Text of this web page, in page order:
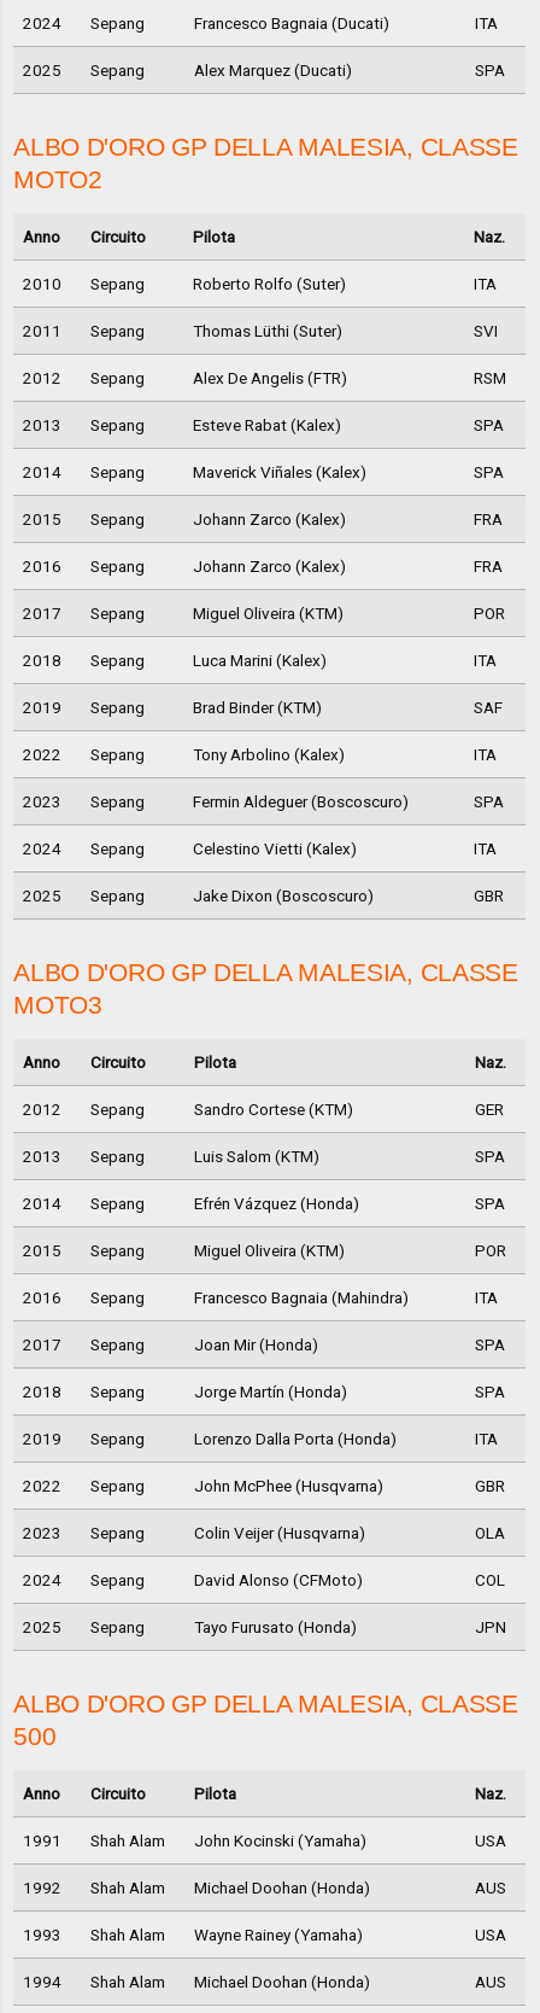
2024 Sepang Francesco Bagnaia (Ducati) ITA
2025 Sepang Alex Marquez (Ducati) SPA
ALBO D'ORO GP DELLA MALESIA, CLASSE
MOTO2
Anno Circuito Pilota Naz.
2010 Sepang Roberto Rolfo (Suter) ITA
2011 Sepang Thomas Lüthi (Suter) SVI
2012 Sepang Alex De Angelis (FTR) RSM
2013 Sepang Esteve Rabat (Kalex) SPA
2014 Sepang Maverick Viñales (Kalex) SPA
2015 Sepang Johann Zarco (Kalex) FRA
2016 Sepang Johann Zarco (Kalex) FRA
2017 Sepang Miguel Oliveira (KTM) POR
2018 Sepang Luca Marini (Kalex) ITA
2019 Sepang Brad Binder (KTM) SAF
2022 Sepang Tony Arbolino (Kalex) ITA
2023 Sepang Fermin Aldeguer (Boscoscuro) SPA
2024 Sepang Celestino Vietti (Kalex) ITA
2025 Sepang Jake Dixon (Boscoscuro) GBR
ALBO D'ORO GP DELLA MALESIA, CLASSE
MOTO3
Anno Circuito Pilota Naz.
2012 Sepang Sandro Cortese (KTM) GER
2013 Sepang Luis Salom (KTM) SPA
2014 Sepang Efrén Vázquez (Honda) SPA
2015 Sepang Miguel Oliveira (KTM) POR
2016 Sepang Francesco Bagnaia (Mahindra) ITA
2017 Sepang Joan Mir (Honda) SPA
2018 Sepang Jorge Martín (Honda) SPA
2019 Sepang Lorenzo Dalla Porta (Honda) ITA
2022 Sepang John McPhee (Husqvarna) GBR
2023 Sepang Colin Veijer (Husqvarna) OLA
2024 Sepang David Alonso (CFMoto) COL
2025 Sepang Tayo Furusato (Honda) JPN
ALBO D'ORO GP DELLA MALESIA, CLASSE
500
Anno Circuito Pilota Naz.
1991 Shah Alam John Kocinski (Yamaha) USA
1992 Shah Alam Michael Doohan (Honda) AUS
1993 Shah Alam Wayne Rainey (Yamaha) USA
1994 Shah Alam Michael Doohan (Honda) AUS